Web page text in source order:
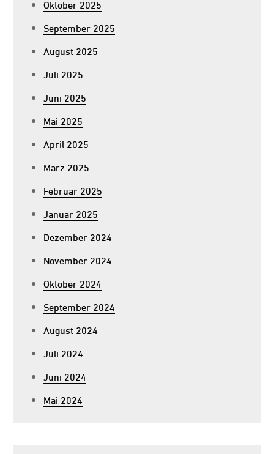
Oktober 2025
September 2025
August 2025
Juli 2025
Juni 2025
Mai 2025
April 2025
März 2025
Februar 2025
Januar 2025
Dezember 2024
November 2024
Oktober 2024
September 2024
August 2024
Juli 2024
Juni 2024
Mai 2024